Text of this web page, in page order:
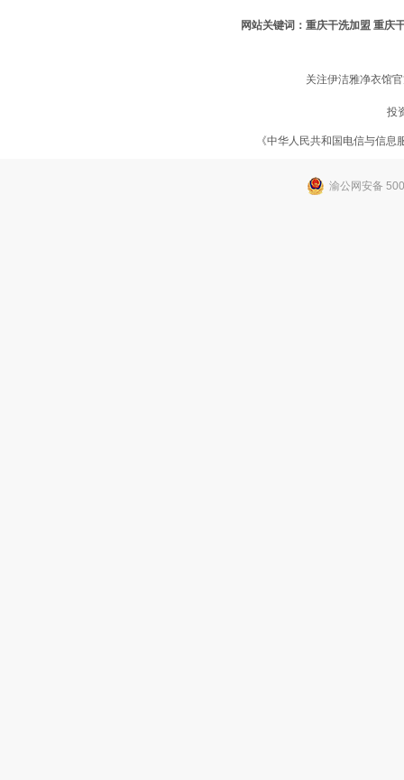
网站关键词： 重庆干洗加盟 重庆
关注伊洁雅净衣馆
投
《中华人民共和国电信与信
渝公网安备